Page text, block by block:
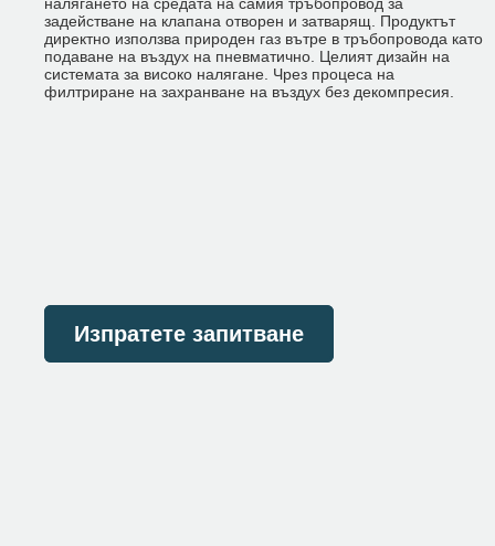
задействане на клапана отворен и затварящ. Продуктът
директно използва природен газ вътре в тръбопровода като
подаване на въздух на пневматично. Целият дизайн на
системата за високо налягане. Чрез процеса на
филтриране на захранване на въздух без декомпресия.
Изпратете запитване